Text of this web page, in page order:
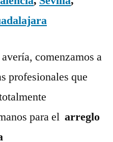
comenzamos a
profesionales que
para el arreglo